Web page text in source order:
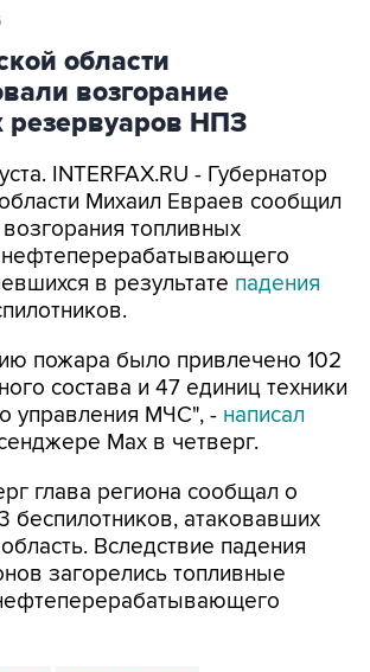
области
возгорание
резервуаров НПЗ
INTERFAX.RU - Губернатор
Михаил Евраев сообщил
топливных
в результате падения
пожара было привлечено 102
состава и 47 единиц техники
управления МЧС", - написал
Мах в четверг.
глава региона сообщал о
беспилотников, атаковавших
Вследствие падения
загорелись топливные